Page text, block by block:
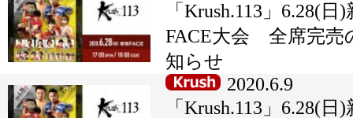
「Krush.113」6.28(日
FACE大会 全席完売
知らせ
2020.6.9
「Krush.113」6.28(日